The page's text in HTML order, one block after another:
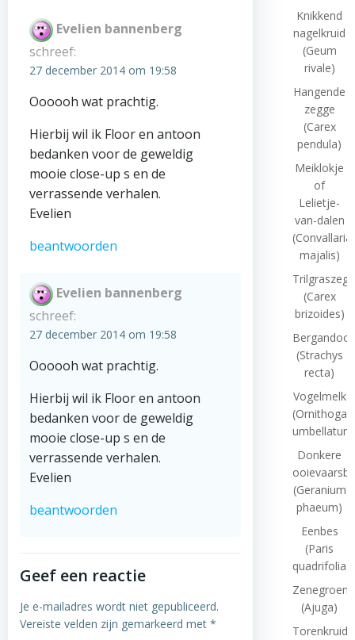
Evelien bannenberg
schreef:
27 december 2014 om 19:58
Oooooh wat prachtig.
Hierbij wil ik Floor en antoon
bedanken voor de geweldig
mooie close-up s en de
verrassende verhalen.
Evelien
beantwoorden
Evelien bannenberg
schreef:
27 december 2014 om 19:58
Oooooh wat prachtig.
Hierbij wil ik Floor en antoon
bedanken voor de geweldig
mooie close-up s en de
verrassende verhalen.
Evelien
beantwoorden
Geef een reactie
Je e-mailadres wordt niet gepubliceerd.
Vereiste velden zijn gemarkeerd met *
Knikkend
nagelkruid
(Geum
rivale)
Hangende
zegge
(Carex
pendula)
Meiklokje
of
Lelietje-
van-dalen
(Convallaria
majalis)
(Carex
brizoides)
(Strachys
recta)
Vogelmelk
Donkere
(Geranium
phaeum)
Eenbes
(Paris
quadrifolia)
Zenegroen
(Ajuga)
Torenkruid